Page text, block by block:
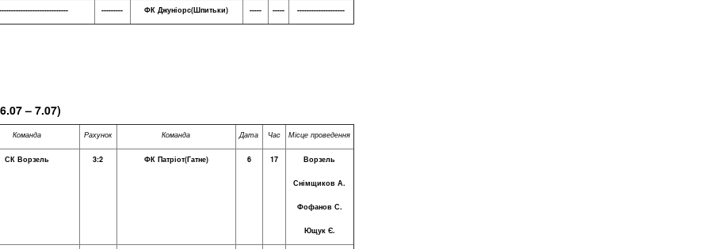
----------------------------- --------- ФК Джуніорс(Шпитьки) ----- ----- --------------------
07 – 7.07)
Команда Рахунок Команда Дата Час Місце проведення
СК Ворзель 3:2 ФК Патріот(Гатне) 6 17 Ворзель
Снімщиков А.
Фофанов С.
Ющук Є.